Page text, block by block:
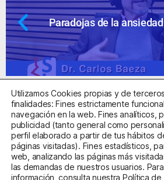
Paradojas de la
Centro Sanitario Autorizado con el
Aviso LegalPolítica de Privacidad
Utilizamos Cookies propias y de
finalidades: Fines estrictamente
navegación en la web. Fines analíticos,
publicidad (tanto general como
perfil elaborado a partir de tus hábitos
páginas visitadas). Fines estadísticos,
web, analizando las páginas más
las demandas de nuestros usuarios.
información, consulta nuestra Política de